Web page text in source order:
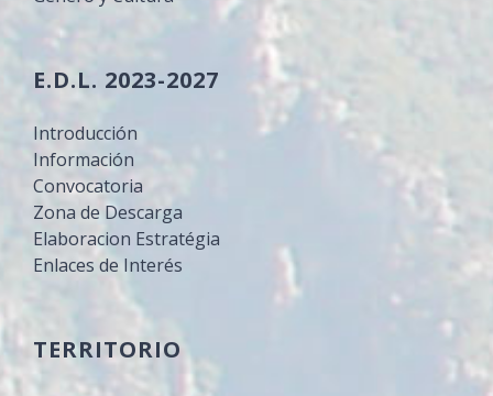
E.D.L. 2023-2027
Introducción
Información
Convocatoria
Zona de Descarga
Elaboracion Estratégia
Enlaces de Interés
TERRITORIO